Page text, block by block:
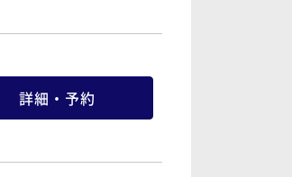
詳細・予約